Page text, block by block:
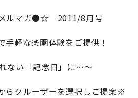
ルマガ●☆ 2011/8月号
軽な楽園体験をご提供！
ない「記念日」に…～
らクルーザーを選択しご提案※